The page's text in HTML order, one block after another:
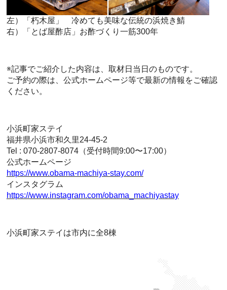
左）「朽木屋」 冷めても美味な伝統の浜焼き鯖
​右）「とば屋酢店」お酢づくり一筋300年
※記事でご紹介した内容は、取材日当日のものです。
ご予約の際は、公式ホームページ等で最新の情報をご確認
ください。
小浜町家ステイ
福井県小浜市和久里24-45-2
Tel : 070-2807-8074（受付時間9:00〜17:00）
公式ホームページ
https://www.obama-machiya-stay.com/
インスタグラム
https://www.instagram.com/obama_machiyastay
小浜町家ステイは市内に全8棟